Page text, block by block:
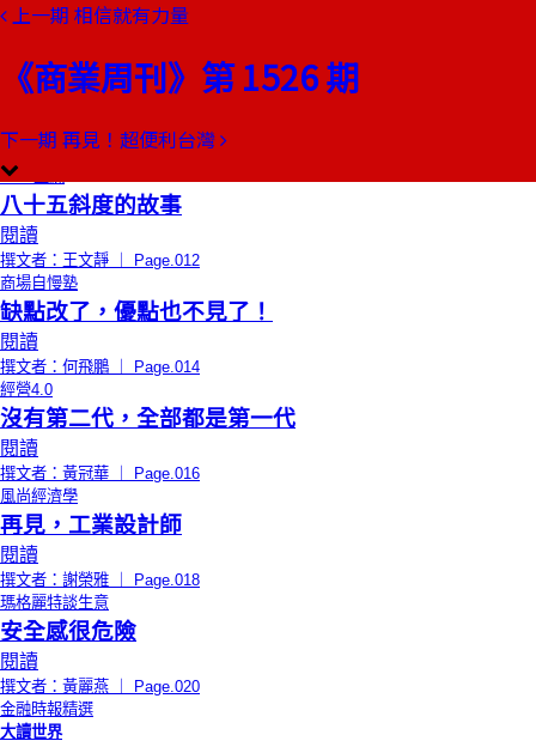
上一期 相信就有力量
《商業周刊》第 1526 期
下一期 再見！超便利台灣
本期目錄
限時免費總編輯的話
四十八歲時的膽大包天
閱讀
撰文者：郭奕伶 ｜ Page.010
CEO上線
八十五斜度的故事
閱讀
撰文者：王文靜 ｜ Page.012
商場自慢塾
缺點改了，優點也不見了！
閱讀
撰文者：何飛鵬 ｜ Page.014
經營4.0
沒有第二代，全部都是第一代
閱讀
撰文者：黃冠華 ｜ Page.016
風尚經濟學
再見，工業設計師
閱讀
撰文者：謝榮雅 ｜ Page.018
瑪格麗特談生意
安全感很危險
閱讀
撰文者：黃麗燕 ｜ Page.020
金融時報精選
大讀世界